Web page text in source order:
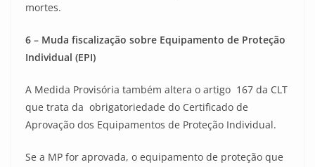
mortes.
6 – Muda fiscalização sobre Equipamento de Proteção
Individual (EPI)
A Medida Provisória também altera o artigo 167 da CLT
que trata da obrigatoriedade do Certificado de
Aprovação dos Equipamentos de Proteção Individual.
Se a MP for aprovada, o equipamento de proteção que